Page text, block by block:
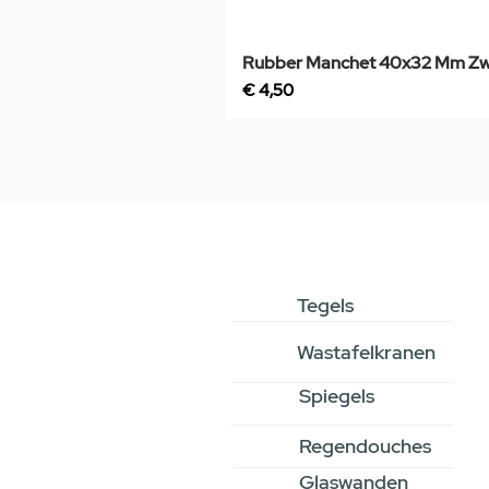
Rubber Manchet 40x32 Mm
Prijs
€ 4,50
Tegels
Wastafelkranen
Spiegels
Regendouches
Glaswanden